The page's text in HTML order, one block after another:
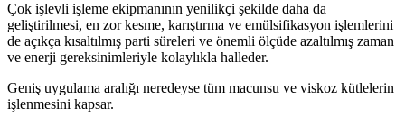
Çok işlevli işleme ekipmanının yenilikçi şekilde daha da
geliştirilmesi, en zor kesme, karıştırma ve emülsifikasyon işlemlerini
de açıkça kısaltılmış parti süreleri ve önemli ölçüde azaltılmış zaman
ve enerji gereksinimleriyle kolaylıkla halleder.
Geniş uygulama aralığı neredeyse tüm macunsu ve viskoz kütlelerin
işlenmesini kapsar.